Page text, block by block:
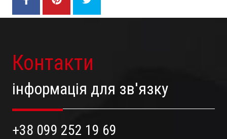
Контакти
інформація для зв'язку
+38 099 252 19 69